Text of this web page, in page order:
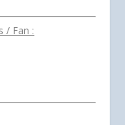
/ Fan :